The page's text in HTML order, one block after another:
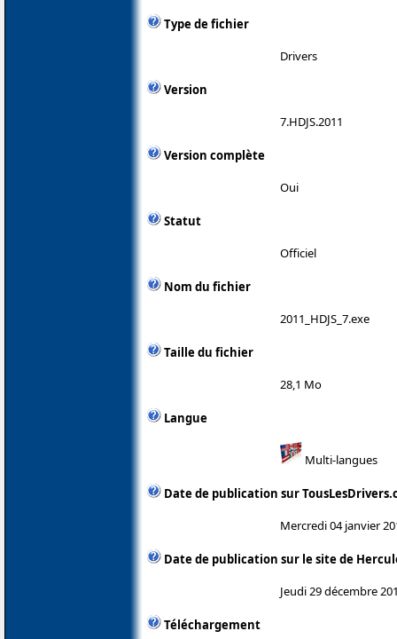
Type de fichier
Drivers
Version
7.HDJS.2011
Version complète
Oui
Statut
Officiel
Nom du fichier
2011_HDJS_7.exe
Taille du fichier
28,1 Mo
Langue
Multi-langues
Date de publication sur
Mercredi 04 janvier
Date de publication sur le site de
Jeudi 29 décembre
Téléchargement